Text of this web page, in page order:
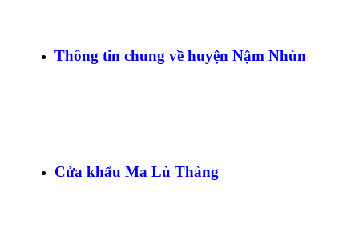
Thông tin chung về huyện Nậm Nhùn
Cửa khẩu Ma Lù Thàng